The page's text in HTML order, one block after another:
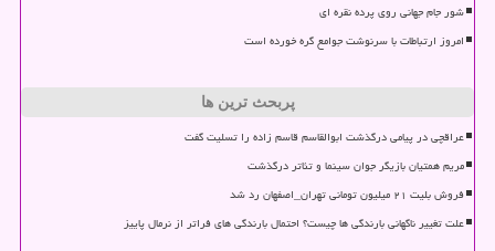
شور جام جهانی روی پرده نقره ای
امروز ارتباطات با سرنوشت جوامع گره خورده است
پربحث ترین ها
عراقچی در پیامی درگذشت ابوالقاسم قاسم زاده را تسلیت گفت
مریم همتیان بازیگر جوان سینما و تئاتر درگذشت
فروش بلیت ۲۱ میلیون تومانی تهران_اصفهان رد شد
علت تغییر ناگهانی بارندگی ها چیست؟ احتمال بارندگی های فراتر از نرمال پاییز